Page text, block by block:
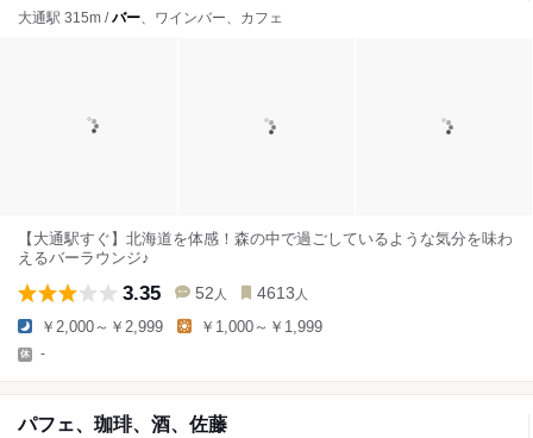
大通駅 315m /バー、ワインバー、カフェ
【大通駅すぐ】北海道を体感！森の中で過ごしているような気分を味わ
えるバーラウンジ♪
3.35 52 人 4613 人
￥2,000～￥2,999 ￥1,000～￥1,999
-
パフェ、珈琲、酒、佐藤